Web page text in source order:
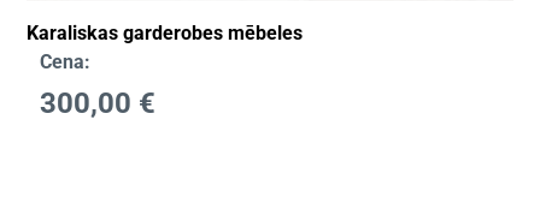
Karaliskas garderobes mēbeles
Cena:
300,00 €